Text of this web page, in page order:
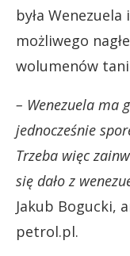
była
możliwego
wolumenów
– Wenezuela ma
jednocześnie
Trzeba więc
się dało z
Jakub Bogucki,
petrol.pl.